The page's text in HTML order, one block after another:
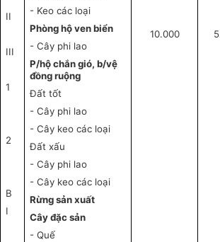
II
III
1
2
B
I
- Keo các loại
Phòng hộ ven biển
- Cây phi lao
P/hộ chắn gió, b/vệ
đồng ruộng
Đất tốt
- Cây phi lao
- Cây keo các loại
Đất xấu
- Cây phi lao
- Cây keo các loại
Rừng sản xuất
Cây đặc sản
- Quế
10.000